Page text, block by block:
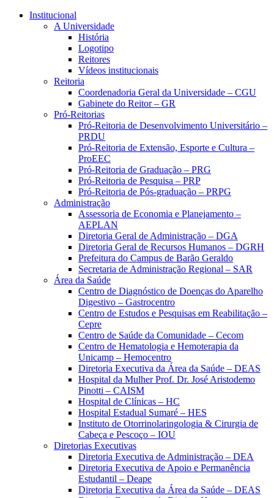
Conteúdo principal
Institucional
A Universidade
História
Logotipo
Reitores
Vídeos institucionais
Reitoria
Coordenadoria Geral da Universidade – CGU
Gabinete do Reitor – GR
Pró-Reitorias
Pró-Reitoria de Desenvolvimento Universitário –
PRDU
Pró-Reitoria de Extensão, Esporte e Cultura –
ProEEC
Pró-Reitoria de Graduação – PRG
Pró-Reitoria de Pesquisa – PRP
Pró-Reitoria de Pós-graduação – PRPG
Administração
Assessoria de Economia e Planejamento –
AEPLAN
Diretoria Geral de Administração – DGA
Diretoria Geral de Recursos Humanos – DGRH
Prefeitura do Campus de Barão Geraldo
Secretaria de Administração Regional – SAR
Área da Saúde
Centro de Diagnóstico de Doenças do Aparelho
Digestivo – Gastrocentro
Centro de Estudos e Pesquisas em Reabilitação –
Cepre
Centro de Saúde da Comunidade – Cecom
Centro de Hematologia e Hemoterapia da
Unicamp – Hemocentro
Diretoria Executiva da Área da Saúde – DEAS
Hospital da Mulher Prof. Dr. José Aristodemo
Pinotti – CAISM
Hospital de Clínicas – HC
Hospital Estadual Sumaré – HES
Instituto de Otorrinolaringologia & Cirurgia de
Cabeça e Pescoço – IOU
Diretorias Executivas
Diretoria Executiva de Administração – DEA
Diretoria Executiva de Apoio e Permanência
Estudantil – Deape
Diretoria Executiva da Área da Saúde – DEAS